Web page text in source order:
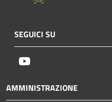
SEGUICI SU
AMMINISTRAZIONE